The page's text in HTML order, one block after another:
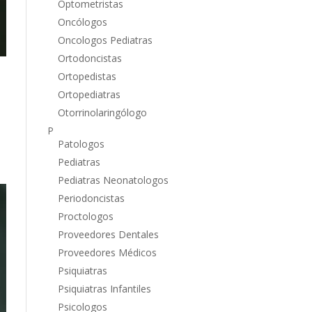
Optometristas
Oncólogos
Oncologos Pediatras
Ortodoncistas
Ortopedistas
Ortopediatras
Otorrinolaringólogo
P
Patologos
Pediatras
Pediatras Neonatologos
Periodoncistas
Proctologos
Proveedores Dentales
Proveedores Médicos
Psiquiatras
Psiquiatras Infantiles
Psicologos